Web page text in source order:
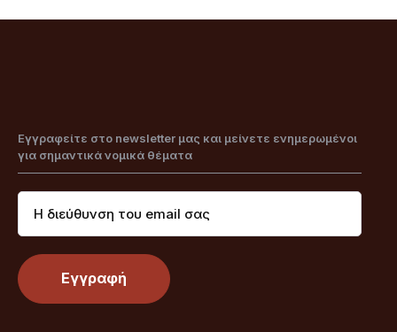
Εγγραφείτε στο newsletter μας και μείνετε ενημερωμένοι
για σημαντικά νομικά θέματα